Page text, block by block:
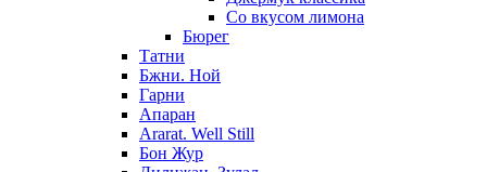
Со вкусом лимона
Бюрег
Татни
Бжни. Ной
Гарни
Апаран
Ararat. Well Still
Бон Жур